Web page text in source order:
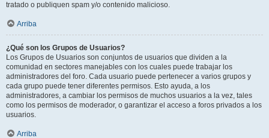
tratado o publiquen spam y/o contenido malicioso.
Arriba
¿Qué son los Grupos de Usuarios?
Los Grupos de Usuarios son conjuntos de usuarios que dividen a la
comunidad en sectores manejables con los cuales puede trabajar los
administradores del foro. Cada usuario puede pertenecer a varios grupos y
cada grupo puede tener diferentes permisos. Esto ayuda, a los
administradores, a cambiar los permisos de muchos usuarios a la vez, tales
como los permisos de moderador, o garantizar el acceso a foros privados a los
usuarios.
Arriba